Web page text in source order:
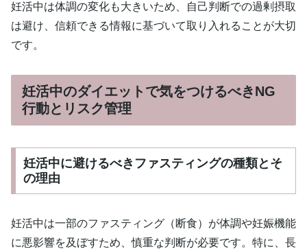
妊活中は体調の変化も大きいため、自己判断での過剰摂取
は避け、信頼できる情報に基づいて取り入れることが大切
です。
妊活中のダイエットで気をつけるべきNG
行動とリスク管理
妊活中に避けるべきファスティングの種類とそ
の理由
妊活中は一部のファスティング（断食）が体調や妊娠機能
に悪影響を及ぼすため、慎重な判断が必要です。特に、長